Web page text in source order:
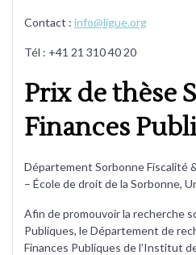
Contact : info@ligue.org
Tél : +41 21 310 40 20
Prix de thèse
Finances
Département Sorbonne Fiscalité
– École de droit de la Sorbonne,
Afin de promouvoir la recherche
Publiques, le Département de
Finances Publiques de l’Institut